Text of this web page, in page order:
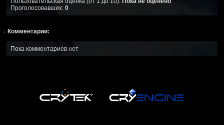
Проголосовавших: 0
↓ Комментарии:
Пока комментариев нет